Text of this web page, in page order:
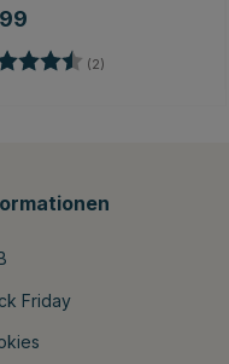
(2)
Friday